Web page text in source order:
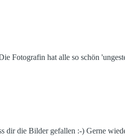
Fotografin hat alle so schön
dir die Bilder gefallen :-) Gerne